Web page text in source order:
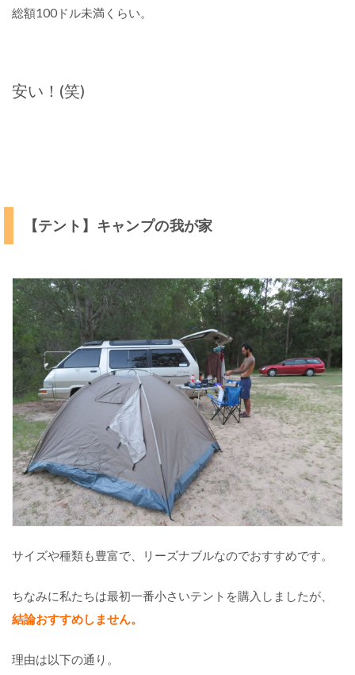
】
ヨ
ト
が
袋
ュ
ラ
フ
】
テ
ン
ト
泊
の
寝
心
地
が
全
然
違
う
テ
ー
ブ
イ
総額100ドル未満くらい。
安い！(笑)
【テント】キャンプの我が家
サイズや種類も豊富で、リーズナブルなのでおすすめです。
ちなみに私たちは最初一番小さいテントを購入しましたが、
結論おすすめしません。
理由は以下の通り。